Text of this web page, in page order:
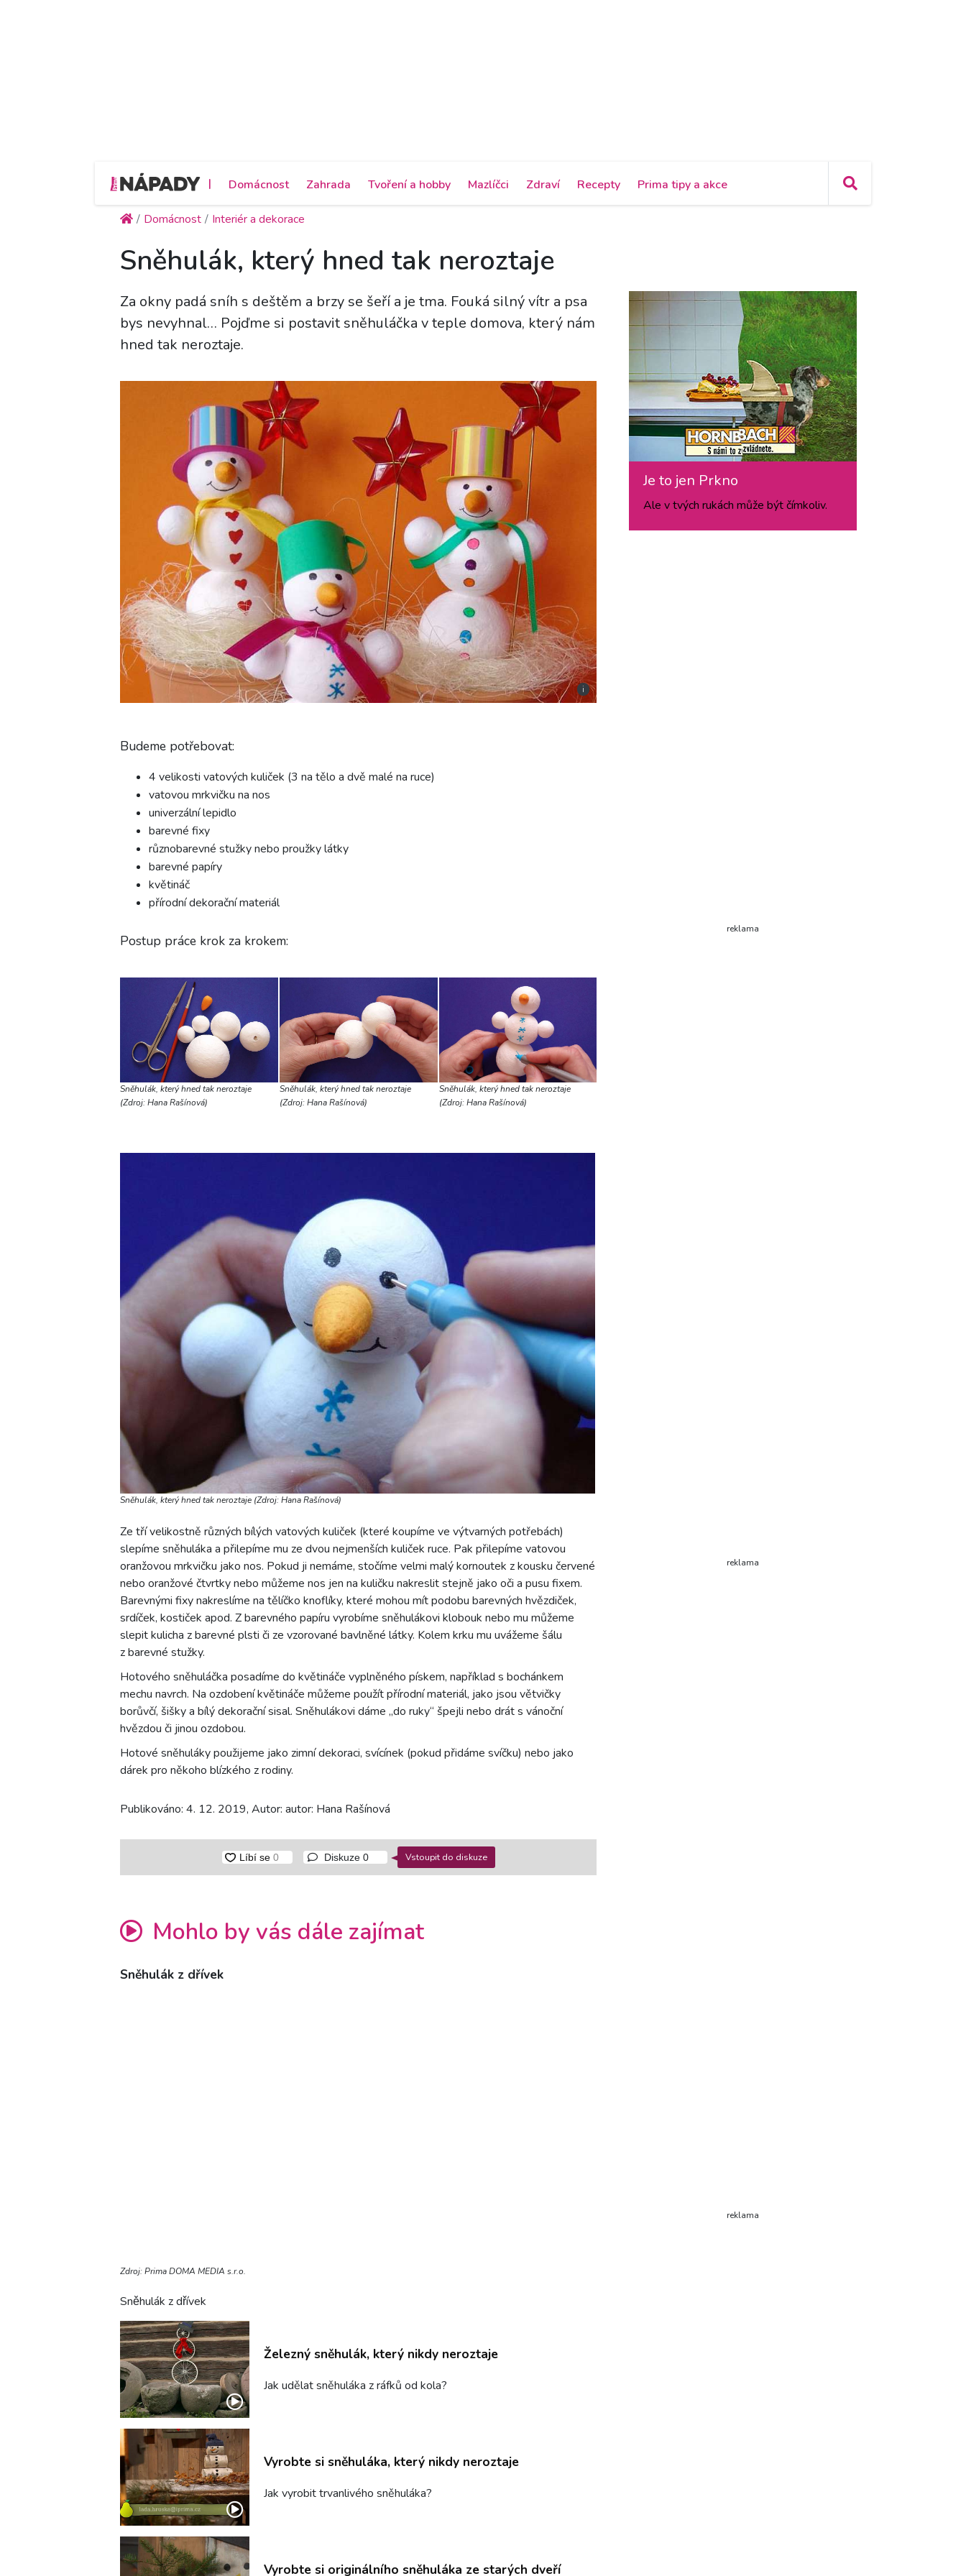
| Domácnost Zahrada Tvoření a hobby Mazlíčci Zdraví Recepty Prima tipy a akce
Domácnost Interiér a dekorace
Sněhulák, který hned tak neroztaje
Za okny padá sníh s deštěm a brzy se šeří a je tma. Fouká silný vítr a psa
bys nevyhnal… Pojďme si postavit sněhuláčka v teple domova, který nám
hned tak neroztaje.
i
Budeme potřebovat:
4 velikosti vatových kuliček (3 na tělo a dvě malé na ruce)
vatovou mrkvičku na nos
univerzální lepidlo
barevné fixy
různobarevné stužky nebo proužky látky
barevné papíry
květináč
přírodní dekorační materiál
Postup práce krok za krokem:
Sněhulák, který hned tak neroztaje
(Zdroj: Hana Rašínová)
Sněhulák, který hned tak neroztaje
(Zdroj: Hana Rašínová)
Sněhulák, který hned tak neroztaje
(Zdroj: Hana Rašínová)
Sněhulák, který hned tak neroztaje (Zdroj: Hana Rašínová)
Ze tří velikostně různých bílých vatových kuliček (které koupíme ve výtvarných potřebách)
slepíme sněhuláka a přilepíme mu ze dvou nejmenších kuliček ruce. Pak přilepíme vatovou
oranžovou mrkvičku jako nos. Pokud ji nemáme, stočíme velmi malý kornoutek z kousku červené
nebo oranžové čtvrtky nebo můžeme nos jen na kuličku nakreslit stejně jako oči a pusu fixem.
Barevnými fixy nakreslíme na tělíčko knoflíky, které mohou mít podobu barevných hvězdiček,
srdíček, kostiček apod. Z barevného papíru vyrobíme sněhulákovi klobouk nebo mu můžeme
slepit kulicha z barevné plsti či ze vzorované bavlněné látky. Kolem krku mu uvážeme šálu
z barevné stužky.
Hotového sněhuláčka posadíme do květináče vyplněného pískem, například s bochánkem
mechu navrch. Na ozdobení květináče můžeme použít přírodní materiál, jako jsou větvičky
borůvčí, šišky a bílý dekorační sisal. Sněhulákovi dáme „do ruky“ špejli nebo drát s vánoční
hvězdou či jinou ozdobou.
Hotové sněhuláky použijeme jako zimní dekoraci, svícínek (pokud přidáme svíčku) nebo jako
dárek pro někoho blízkého z rodiny.
Publikováno: 4. 12. 2019, Autor: autor: Hana Rašínová
Diskuze0 Vstoupit do diskuze
Mohlo by vás dále zajímat
Sněhulák z dřívek
Zdroj: Prima DOMA MEDIA s.r.o.
Sněhulák z dřívek
Železný sněhulák, který nikdy neroztaje
Jak udělat sněhuláka z ráfků od kola?
Vyrobte si sněhuláka, který nikdy neroztaje
Jak vyrobit trvanlivého sněhuláka?
Vyrobte si originálního sněhuláka ze starých dveří
Je to jen Prkno
Ale v tvých rukách může být čímkoliv.
reklama
reklama
reklama